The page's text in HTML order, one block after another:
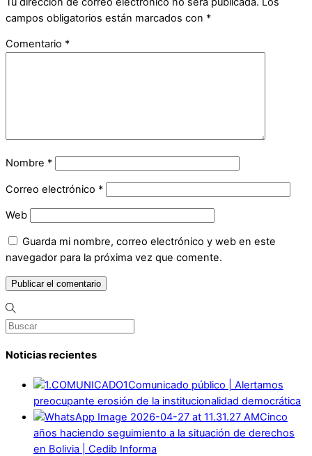
campos obligatorios están marcados con *
Comentario *
Nombre *
Correo electrónico *
Web
Guarda mi nombre, correo electrónico y web en este
navegador para la próxima vez que comente.
Noticias recientes
Comunicado público | Alertamos
preocupante erosión de la institucionalidad democrática
Cinco
años haciendo seguimiento a la situación de derechos
en Bolivia | Cedib Informa